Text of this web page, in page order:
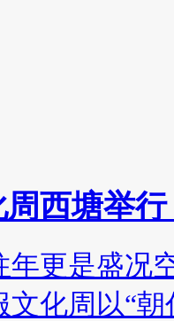
西塘举
年更是盛况
文化周以“